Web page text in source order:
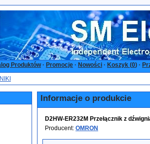
Produktów· Promocje · Nowości · Koszyk (0) ·
Informacje o produkcie
D2HW-ER232M Przełącznik z
Producent: OMRON